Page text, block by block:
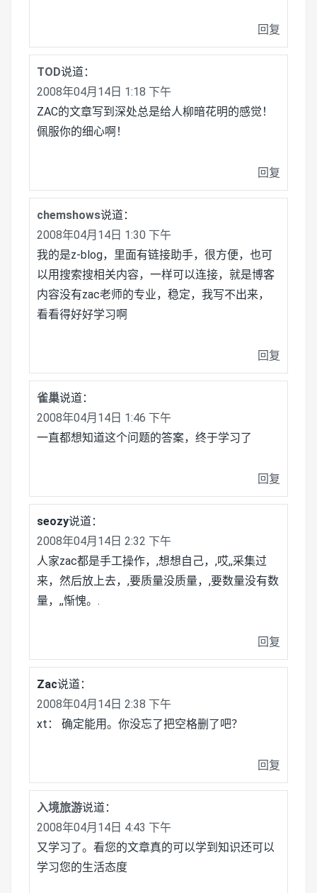
回复
TOD说道：
2008年04月14日 1:18 下午
ZAC的文章写到深处总是给人柳暗花明的感觉！
佩服你的细心啊！
回复
chemshows说道：
2008年04月14日 1:30 下午
我的是z-blog，里面有链接助手，很方便，也可
以用搜索搜相关内容，一样可以连接，就是博客
内容没有zac老师的专业，稳定，我写不出来，
看看得好好学习啊
回复
雀巢说道：
2008年04月14日 1:46 下午
一直都想知道这个问题的答案，终于学习了
回复
seozy说道：
2008年04月14日 2:32 下午
人家zac都是手工操作，,想想自己，,哎,,采集过
来，然后放上去，,要质量没质量，,要数量没有数
量，,,惭愧。.
回复
Zac说道：
2008年04月14日 2:38 下午
xt： 确定能用。你没忘了把空格删了吧？
回复
入境旅游说道：
2008年04月14日 4:43 下午
又学习了。看您的文章真的可以学到知识还可以
学习您的生活态度